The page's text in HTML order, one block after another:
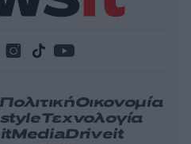
ΠολιτικήΟικονομία
Τεχνολογία
MediaDriveit